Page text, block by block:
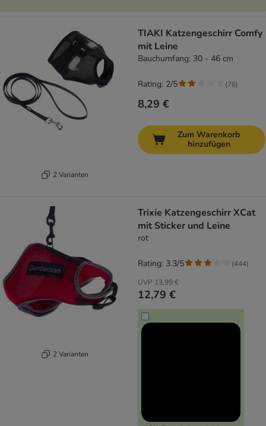
2 Varianten
TIAKI Katzengeschirr Comfy
mit Leine
Bauchumfang: 30 - 46 cm
8,29 €
Rating: 2/5 (76)
Zum Warenkorb
hinzufügen
2 Varianten
Trixie Katzengeschirr XCat
mit Sticker und Leine
rot
UVP 13,99 €
12,79 €
Rating: 3.3/5 (444)